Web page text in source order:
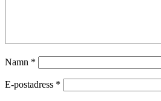
Namn *
E-postadress *